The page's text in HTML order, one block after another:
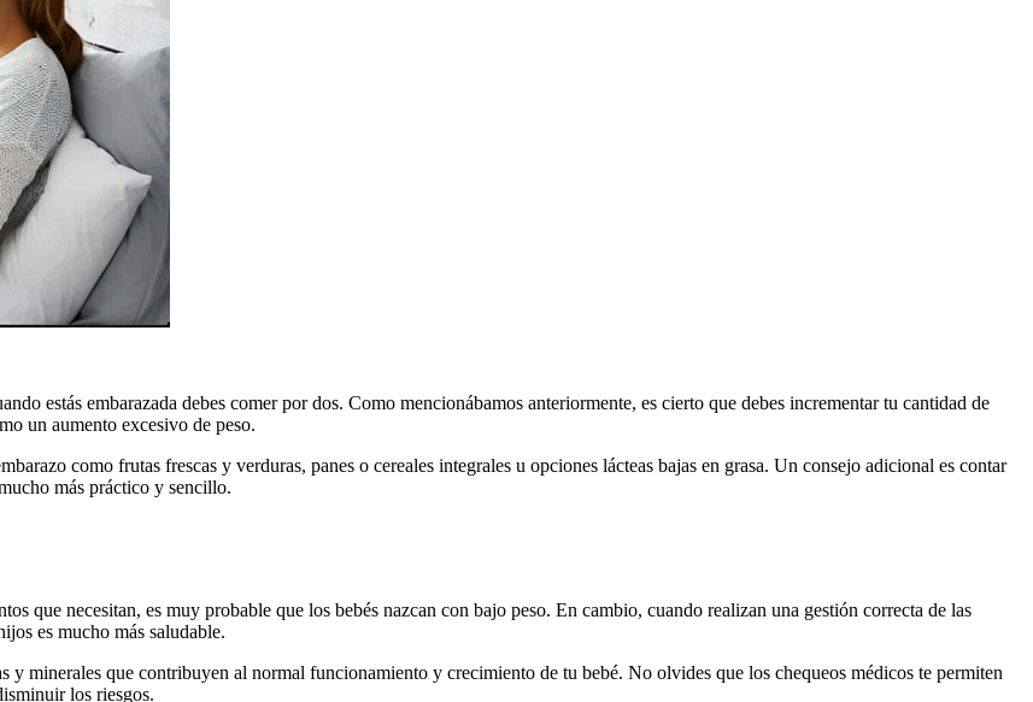
estás embarazada debes comer por dos. Como mencionábamos anteriormente, es cierto que debes incrementar tu cantidad de
un aumento excesivo de peso.
como frutas frescas y verduras, panes o cereales integrales u opciones lácteas bajas en grasa. Un consejo adicional es contar
más práctico y sencillo.
que necesitan, es muy probable que los bebés nazcan con bajo peso. En cambio, cuando realizan una gestión correcta de las
es mucho más saludable.
y minerales que contribuyen al normal funcionamiento y crecimiento de tu bebé. No olvides que los chequeos médicos te permiten
los riesgos.